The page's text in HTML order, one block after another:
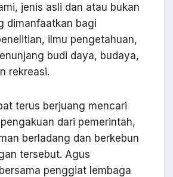
jenis asli dan atau bukan
dimanfaatkan bagi
ilmu pengetahuan,
budi daya, budaya,
rekreasi.
terus berjuang mencari
dari pemerintah,
berladang dan berkebun
tersebut. Agus
penggiat lembaga